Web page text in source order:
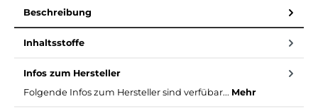
Beschreibung
Inhaltsstoffe
Infos zum Hersteller
Folgende Infos zum Hersteller sind verfübar... Mehr